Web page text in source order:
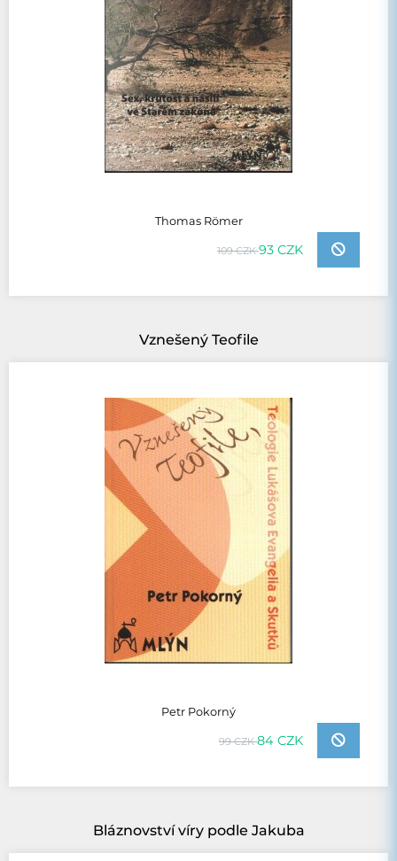
Thomas Römer
109 CZK93 CZK
Vznešený Teofile
Petr Pokorný
99 CZK84 CZK
Bláznovství víry podle Jakuba